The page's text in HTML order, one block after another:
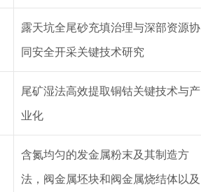
露天坑全尾砂充填治理与深部资源协
同安全开采关键技术研究
尾矿湿法高效提取铜钴关键技术与产
业化
含氮均匀的发金属粉末及其制造方
法，阀金属坯块和阀金属烧结体以及